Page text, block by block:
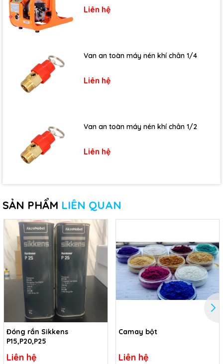
Liên hệ
Van an toàn máy nén khí chân 1/4
Liên hệ
Van an toàn máy nén khí chân 1/2
Liên hệ
SẢN PHẨM LIÊN QUAN
Đóng rắn Sikkens
P15,P20,P25
Liên hệ
Camay bột
Liên hệ